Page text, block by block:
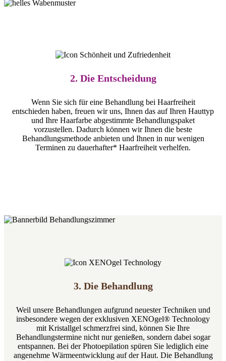
2. Die Ent­scheidung
Wenn Sie sich für eine Behandlung bei Haarfreiheit
entschieden haben, freuen wir uns, Ihnen das auf Ihren Hauttyp
und Ihre Haarfarbe abgestimmte Behandlungspaket
vorzustellen. Dadurch können wir Ihnen die beste
Behandlungsmethode anbieten und Ihnen in nur wenigen
Terminen zu dauerhafter* Haarfreiheit verhelfen.
3. Die Be­hand­lung
Weil unsere Behandlungen aufgrund neuester Techniken und
insbesondere wegen der exklusiven XENOgel® Technology
mit Kristallgel schmerzfrei sind, können Sie Ihre
Behandlungstermine nicht nur genießen, sondern dabei sogar
entspannen. Bei der Photoepilation spüren Sie lediglich eine
angenehme Wärmeentwicklung auf der Haut. Die Behandlung